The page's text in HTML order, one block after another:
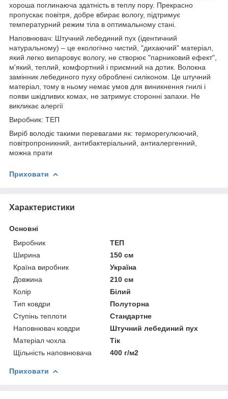
хороша поглинаюча здатність в теплу пору. Прекрасно
пропускає повітря, добре вбирає вологу, підтримує
температурний режим тіла в оптимальному стані.
Наповнювач: Штучний лебединий пух (ідентичний
натуральному) – це екологічно чистий, "дихаючий" матеріал,
який легко випаровує вологу, не створює "парниковий ефект",
м'який, теплий, комфортний і приємний на дотик. Волокна
замінник лебединого пуху оброблені силіконом. Це штучний
матеріал, тому в ньому немає умов для виникнення гнилі і
появи шкідливих комах, не затримує сторонні запахи. Не
викликає алергії
Виробник: ТЕП
Виріб володіє такими перевагами як: терморегулюючий,
повітропроникний, антибактеріальний, антиалергенний,
можна прати
Приховати
Характеристики
Основні
Виробник
ТЕП
Ширина
150 см
Країна виробник
Україна
Довжина
210 см
Колір
Білий
Тип ковдри
Полуторна
Ступінь теплоти
Стандартне
Наповнювач ковдри
Штучний лебединий пух
Матеріал чохла
Тік
Щільність наповнювача
400 г/м2
Приховати